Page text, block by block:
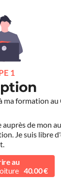
1
ma formation au
de mon
Je suis libre
au
40.00 €